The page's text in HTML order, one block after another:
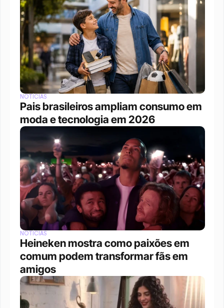
NOTÍCIAS
Pais brasileiros ampliam consumo em
moda e tecnologia em 2026
NOTÍCIAS
Heineken mostra como paixões em
comum podem transformar fãs em
amigos